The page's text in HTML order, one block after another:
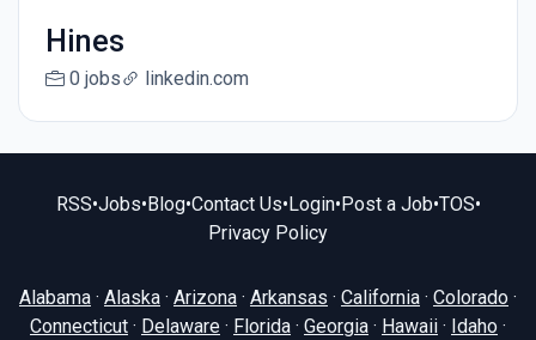
Hines
0 jobs linkedin.com
RSS•Jobs•Blog•Contact Us•Login•Post a Job•TOS•
Privacy Policy
Alabama · Alaska · Arizona · Arkansas · California · Colorado ·
Connecticut · Delaware · Florida · Georgia · Hawaii · Idaho ·